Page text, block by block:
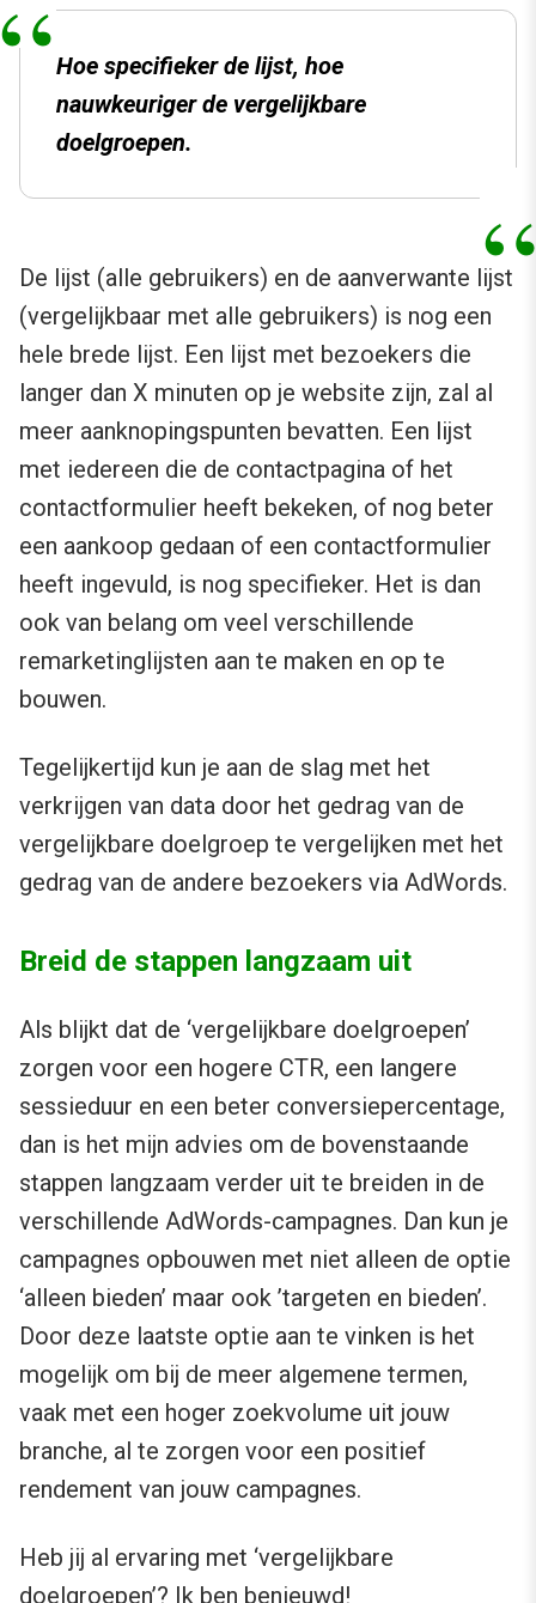
Hoe specifieker de lijst, hoe
nauwkeuriger de vergelijkbare
doelgroepen.
De lijst (alle gebruikers) en de aanverwante lijst
(vergelijkbaar met alle gebruikers) is nog een
hele brede lijst. Een lijst met bezoekers die
langer dan X minuten op je website zijn, zal al
meer aanknopingspunten bevatten. Een lijst
met iedereen die de contactpagina of het
contactformulier heeft bekeken, of nog beter
een aankoop gedaan of een contactformulier
heeft ingevuld, is nog specifieker. Het is dan
ook van belang om veel verschillende
remarketinglijsten aan te maken en op te
bouwen.
Tegelijkertijd kun je aan de slag met het
verkrijgen van data door het gedrag van de
vergelijkbare doelgroep te vergelijken met het
gedrag van de andere bezoekers via AdWords.
Breid de stappen langzaam uit
Als blijkt dat de ‘vergelijkbare doelgroepen’
zorgen voor een hogere CTR, een langere
sessieduur en een beter conversiepercentage,
dan is het mijn advies om de bovenstaande
stappen langzaam verder uit te breiden in de
verschillende AdWords-campagnes. Dan kun je
campagnes opbouwen met niet alleen de optie
‘alleen bieden’ maar ook ’targeten en bieden’.
Door deze laatste optie aan te vinken is het
mogelijk om bij de meer algemene termen,
vaak met een hoger zoekvolume uit jouw
branche, al te zorgen voor een positief
rendement van jouw campagnes.
Heb jij al ervaring met ‘vergelijkbare
doelgroepen’? Ik ben benieuwd!